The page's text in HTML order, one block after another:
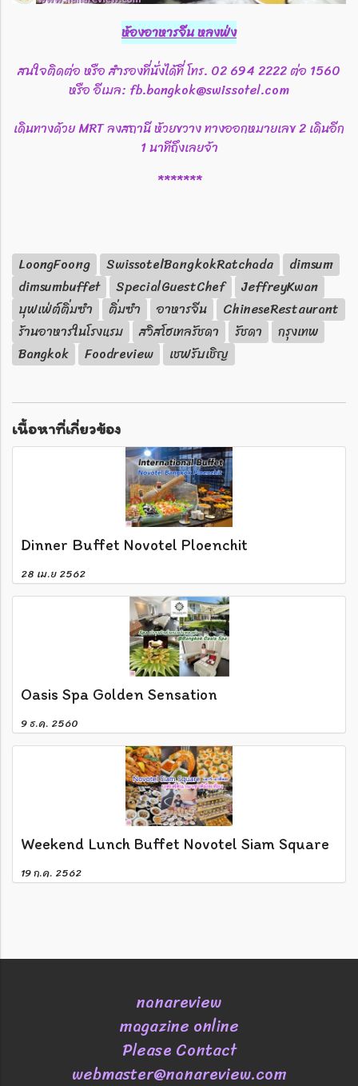
ห้องอาหารจีน หลงฟ่ง
สนใจติดต่อ หรือ สำรองที่นั่งได้ที่ โทร. 02 694 2222 ต่อ 1560
หรือ อีเมล: fb.bangkok@swissotel.com
เดินทางด้วย MRT ลงสถานี ห้วยขวาง ทางออกหมายเลข 2 เดินอีก
1 นาทีถึงเลยจ้า
*******
LoongFoong SwissotelBangkokRatchada
dimsum
dimsumbuffet
SpecialGuestChef
JeffreyKwan
บุฟเฟ่ต์ติ่มซำ
ติ่มซำ อาหารจีน
ChineseRestaurant
ร้านอาหารในโรงแรม
สวิสโฮเทลรัชดา รัชดา
กรุงเทพ
Bangkok
Foodreview เชฟรับเชิญ
เนื้อหาที่เกี่ยวข้อง
Dinner Buffet Novotel Ploenchit
28 เม.ย 2562
Oasis Spa Golden Sensation
9 ธ.ค. 2560
Weekend Lunch Buffet Novotel Siam Square
19 ก.ค. 2562
nanareview
magazine online
Please Contact
webmaster@nanareview.com